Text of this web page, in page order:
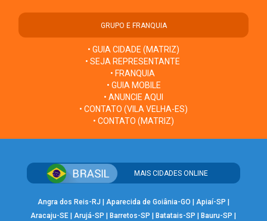
GRUPO E FRANQUIA
• GUIA CIDADE (MATRIZ)
• SEJA REPRESENTANTE
• FRANQUIA
• GUIA MOBILE
• ANUNCIE AQUI
• CONTATO (VILA VELHA-ES)
• CONTATO (MATRIZ)
MAIS CIDADES ONLINE
Angra dos Reis-RJ Aparecida de Goiânia-GO Apiaí-SP
Aracaju-SE |Arujá-SP Barretos-SP Batatais-SP Bauru-SP